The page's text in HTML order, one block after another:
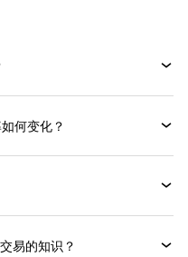
何变化？
易的知识？